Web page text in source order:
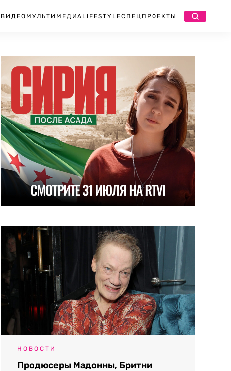
ВИДЕО МУЛЬТИМЕДИА LIFESTYLEСПЕЦПРОЕКТЫ
НОВОСТИ
Продюсеры Мадонны, Бритни